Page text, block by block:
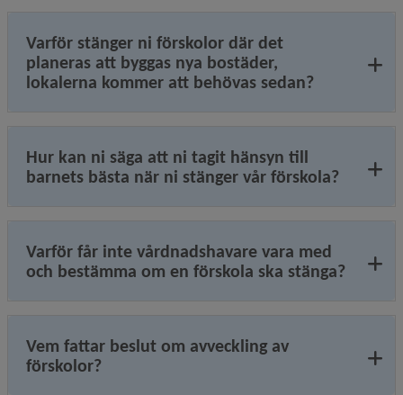
Varför stänger ni förskolor där det
planeras att byggas nya bostäder,
lokalerna kommer att behövas sedan?
Hur kan ni säga att ni tagit hänsyn till
barnets bästa när ni stänger vår förskola?
Varför får inte vårdnadshavare vara med
och bestämma om en förskola ska stänga?
Vem fattar beslut om avveckling av
förskolor?